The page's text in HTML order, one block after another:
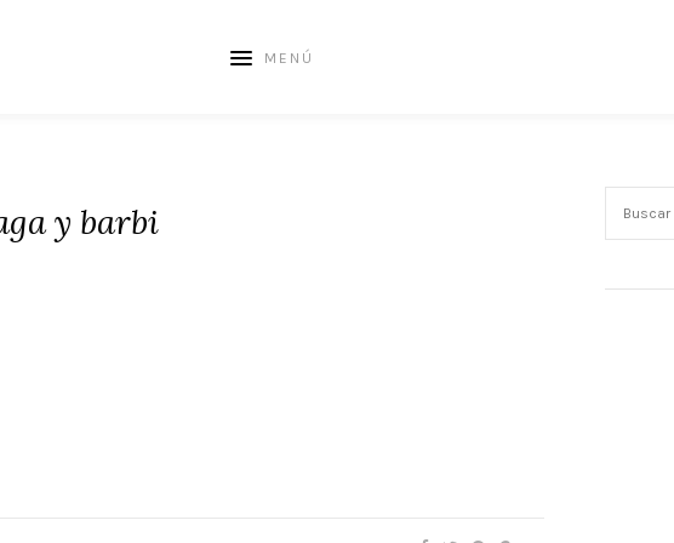
MENÚ
y barbi